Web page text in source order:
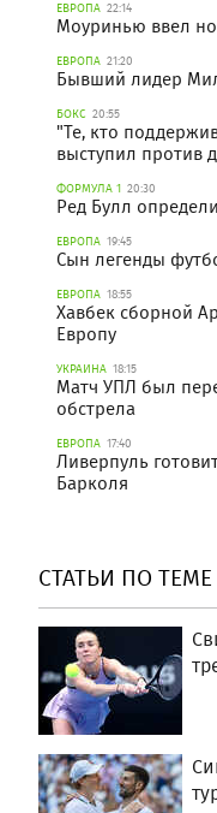
ЕВРОПА 22:14
Моуринью ввел
ЕВРОПА 21:20
Бывший лидер
БОКС 20:55
"Те, кто
выступил против
ФОРМУЛА 1 20:30
Ред Булл
ЕВРОПА 19:45
Сын легенды
ЕВРОПА 18:55
Хавбек сборной
Европу
УКРАИНА 18:15
Матч УПЛ был
обстрела
ЕВРОПА 17:40
Ливерпуль
Барколя
СТАТЬИ ПО ТЕМЕ